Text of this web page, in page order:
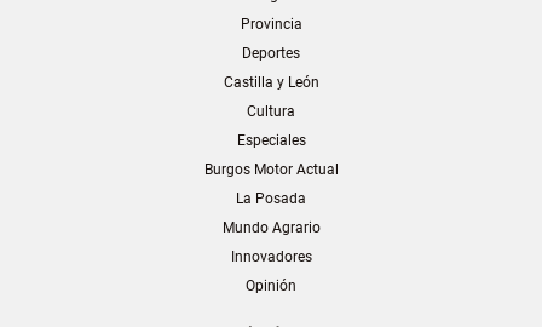
Provincia
Deportes
Castilla y León
Cultura
Especiales
Burgos Motor Actual
La Posada
Mundo Agrario
Innovadores
Opinión